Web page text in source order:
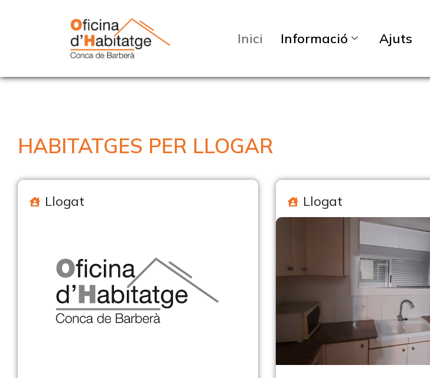
Inici Informació Ajuts
HABITATGES PER LLOGAR
Llogat Llogat